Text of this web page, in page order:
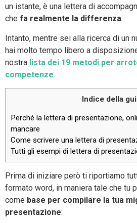
un istante, è una lettera di
che fa realmente la differenza.
Intanto, mentre sei alla ricerca di un
hai molto tempo libero a
nostra lista dei 19 metodi per
competenze.
Indice della
Perché la lettera di presentazione,
mancare
Come scrivere una lettera di
Tutti gli esempi di lettera di
Prima di iniziare però ti riportiamo
formato word, in maniera tale che tu
come base per compilare la tua
presentazione: